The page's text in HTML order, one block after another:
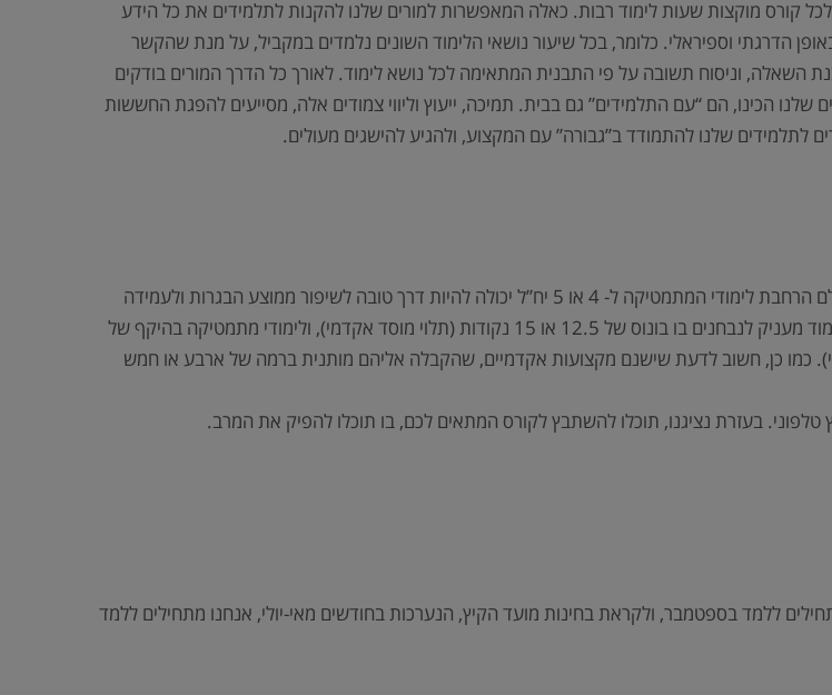
קורס מוקצות שעות לימוד רבות. כאלה המאפשרות למורים שלנו להקנות לתלמידים את כל הידע
הדרגתי וספיראלי. כלומר, בכל שיעור נושאי הלימוד השונים נלמדים במקביל, על מנת שהקשר
השאלה, וניסוח תשובה על פי התבנית המתאימה לכל נושא לימוד. לאורך כל הדרך המורים בודקים
הכינו, הם “עם התלמידים” גם בבית. תמיכה, ייעוץ וליווי צמודים אלה, מסייעים להפגת החששות
שלנו להתמודד ב”גבורה” עם המקצוע, ולהגיע להישגים מעולים.
כדי להשיג תעודת בגרות מלאה יש להיבחן ב-3 יח”ל חובה בלבד במתמטיקה, אולם הרחבת לימודי המתמטיקה ל- 4 או 5 יח”ל יכולה להיות דרך טובה לשיפור ממוצע הבגרות ולעמידה
בתנאי הקבלה האקדמיים, זאת משום שלימודי מתמטיקה בהיקף של 4 יחידות לימוד מעניק לנבחנים בו בונוס של 12.5 או 15 נקודות (תלוי מוסד אקדמי), ולימודי מתמטיקה בהיקף של
של 25 או 35 נקודות (תלוי מוסד אקדמי). כמו כן, חשוב לדעת שישנם מקצועות אקדמיים, שהקבלה אליהם מותנית ברמה של ארבע או חמש
בעזרת נציגנו, תוכלו להשתבץ לקורס המתאים לכם, בו תוכלו להפיק את המרב.
ללמד בספטמבר, ולקראת בחינות מועד הקיץ, הנערכות בחודשים מאי-יולי, אנחנו מתחילים ללמד